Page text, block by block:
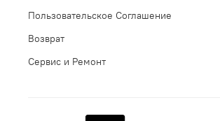
Пользовательское Соглашение
Возврат
Сервис и Ремонт